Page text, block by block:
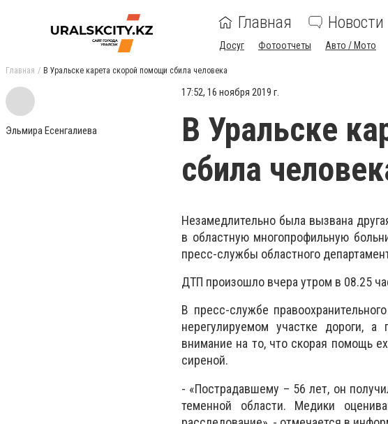
Главная Новости
Досуг Фотоотчеты Авто / Мото
Главная В Уральске карета скорой помощи сбила человека
Эльмира Есенгалиева
17:52, 16 ноября 2019 г.
В Уральске
сбила
Незамедлительно была вызвана
в областную многопрофильную​
пресс-службы областного
ДТП произошло вчера утром в 08.25
В пресс-службе
нерегулируемом участке дороги, а
внимание на то, что скорая помощь
сиреной.
- «Пострадавшему – 56 лет, он
теменной области. Медики